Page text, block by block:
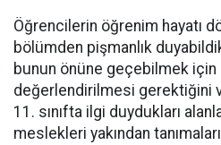
Öğrencilerin öğrenim hayatı
bölümden pişmanlık
bunun önüne geçebilmek için
değerlendirilmesi gerektiğini
11. sınıfta ilgi duydukları
meslekleri yakından